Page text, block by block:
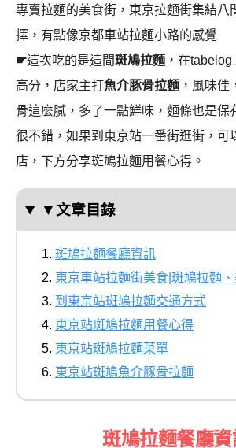
專賣拉麵的美食街，東京拉麵街集結八
擇，有點像京都車站拉麵小路的感覺
☛這次吃的是這間斑鳩拉麵 ，在
高分，店家主打魚介豚骨拉麵 ，風味佳
骨這麼膩，多了一點鮮味，麵條也是保
很不錯，如果到東京站一番街逛街，可
店，下方分享斑鳩拉麵用餐心得。
▼文章目錄
斑鳩拉麵餐廳資訊
東京車站拉麵街美食|斑鳩拉麵
到東京站斑鳩拉麵交通方式
東京站斑鳩拉麵用餐心得
東京站斑鳩拉麵菜單
東京站斑鳩魚介豚骨拉麵
斑鳩拉麵餐廳資